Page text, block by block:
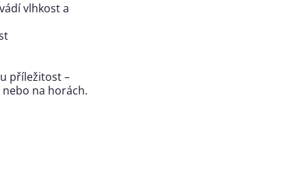
vlhkost a
příležitost –
na horách.